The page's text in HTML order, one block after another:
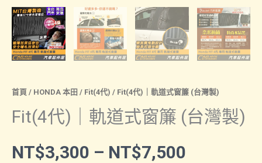
首頁 / HONDA 本田 / Fit(4代) / Fit(4代)｜軌道式窗簾 (台灣製)
Fit(4代)｜軌道式窗簾 (台灣製)
NT$3,300 – NT$7,500